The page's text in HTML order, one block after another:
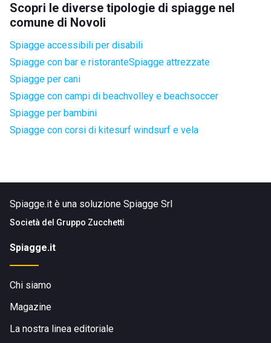
Scopri le diverse tipologie di spiagge nel
comune di Novoli
Spiagge accessibili per disabili
Spiagge con bar e ristoranteSpiagge attrezzate
Spiagge per cani
Spiagge con campi di beachvolley e beachsoccer
Spiagge per bambini
Spiagge con corsi di kitesurf windsurf e vela
Spiagge.it è una soluzione Spiagge Srl
Società del Gruppo Zucchetti
Spiagge.it
Chi siamo
Magazine
La nostra linea editoriale